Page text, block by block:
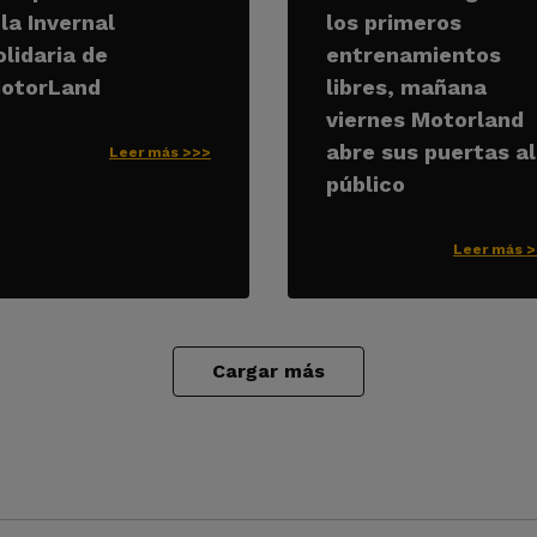
Invernal
de
Leer más >>>
los primeros
entrenamientos
libres, mañana
viernes Motorland
abre sus puertas al
público
Leer más
Cargar más